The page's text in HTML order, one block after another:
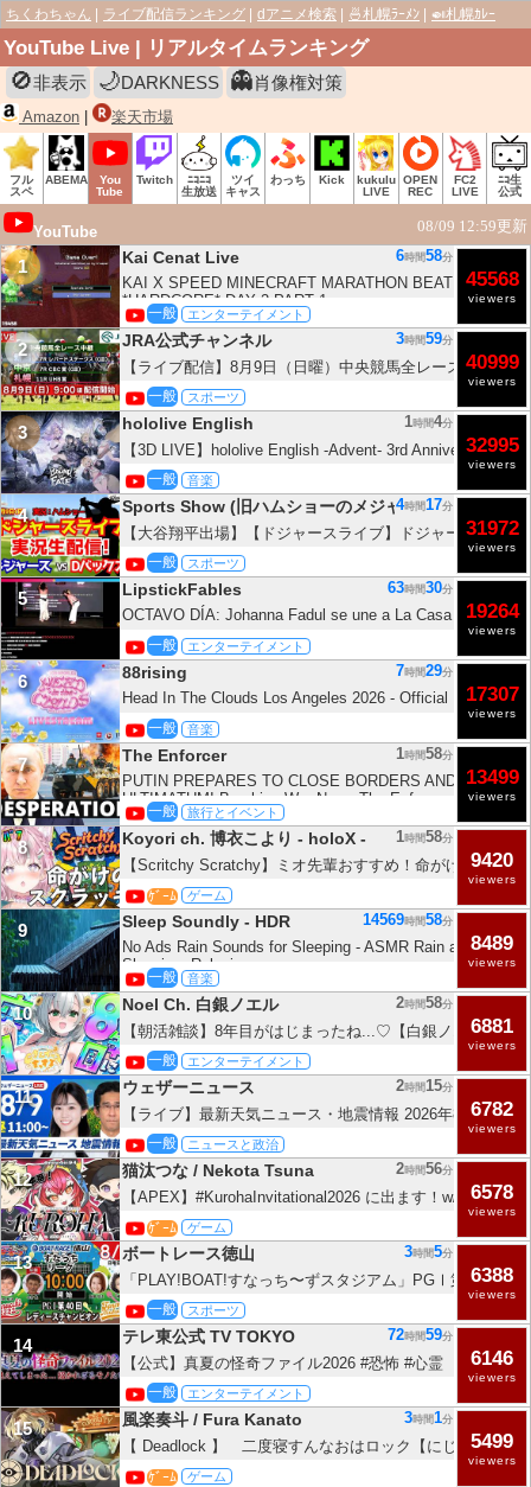
ちくわちゃん ライブ配信ランキング dアニメ検索 🍜札幌ﾗｰﾒﾝ 🍛札幌ｶﾚｰ
YouTube Live | リアルタイムランキング
🚫非表示 🌙DARKNESS 👻肖像権対策
Amazon 楽天市場
フル
スペ
ABEMA
You
Tube
Twitch
ﾆｺﾆｺ
生放送
ツイ
キャス
わっち Kick
kukulu
LIVE
OPEN
REC
FC2
LIVE
ﾆｺ生
公式
08/09 12:59更新
YouTube
1 Kai Cenat Live
KAI X SPEED MINECRAFT MARATHON BEATING ALL
*HARDCORE* DAY 2 PART 1
一般 エンターテイメント
6時間58分
45568
viewers
2 JRA公式チャンネル
【ライブ配信】8月9日（日曜）中央競馬全レース中継（
一般 スポーツ
3時間59分
40999
viewers
3 hololive English
【3D LIVE】hololive English -Advent- 3rd Anniversary
Fate【#AdventBoundbyFate】
一般 音楽
1時間4分
32995
viewers
4 Sports Show (旧ハムショーのメジャー実況ch)
【大谷翔平出場】【ドジャースライブ】ドジャース対Dバ
発 8/9 【野球ラジオ調実況】 #大谷翔平 #ドジャース
一般 スポーツ
4時間17分
31972
viewers
5 LipstickFables
OCTAVO DÍA: Johanna Fadul se une a La Casa de El
一般 エンターテイメント
63時間30分
19264
viewers
6 88rising
Head In The Clouds Los Angeles 2026 - Official Livestream
一般 音楽
7時間29分
17307
viewers
7 The Enforcer
PUTIN PREPARES TO CLOSE BORDERS AND
ULTIMATUM! Breaking War News The Enforcer
一般 旅行とイベント
1時間58分
13499
viewers
8 Koyori ch. 博衣こより - holoX -
【Scritchy Scratchy】ミオ先輩おすすめ！命がけのスクラ
ークリアを目指して！【博衣こより/ホロライブ】
ｹﾞｰﾑ ゲーム
1時間58分
9420
viewers
9 Sleep Soundly - HDR
No Ads Rain Sounds for Sleeping - ASMR Rain and
Sleeping, Relaxing
一般 音楽
14569時間58分
8489
viewers
10 Noel Ch. 白銀ノエル
【朝活雑談】8年目がはじまったね...♡【白銀ノエル/ホロ
一般 エンターテイメント
2時間58分
6881
viewers
11 ウェザーニュース
【ライブ】最新天気ニュース・地震情報 2026年8月9日(日
急な雷雨に注意〈ウェザーニュースLiVEコーヒータイム
央〉
一般 ニュースと政治
2時間15分
6782
viewers
12 猫汰つな / Nekota Tsuna
【APEX】#KurohaInvitational2026 に出ます！w/ハセシン
いすぽ / 猫汰つな】
ｹﾞｰﾑ ゲーム
2時間56分
6578
viewers
13 ボートレース徳山
「PLAY!BOAT!すなっち〜ずスタジアム」PGⅠ第40回レ
オン 4日目
一般 スポーツ
3時間5分
6388
viewers
14 テレ東公式 TV TOKYO
【公式】真夏の怪奇ファイル2026 #恐怖 #心霊
一般 エンターテイメント
72時間59分
6146
viewers
15 風楽奏斗 / Fura Kanato
【 Deadlock 】 二度寝すんなおはロック【にじさんじ/風
ｹﾞｰﾑ ゲーム
3時間1分
5499
viewers